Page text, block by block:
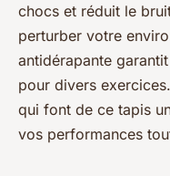
chocs et réduit le
perturber votre
antidérapante
pour divers
qui font de ce tapis
vos performances